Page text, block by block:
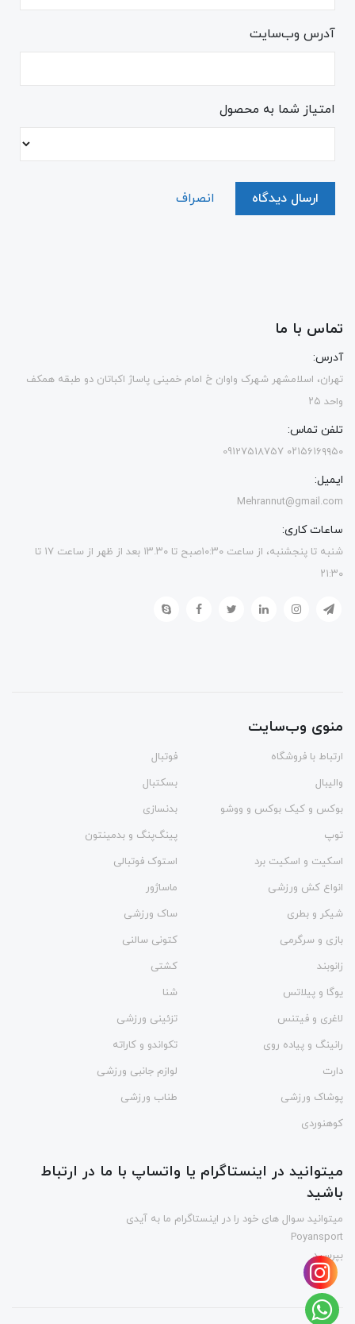
آدرس وب‌سایت
امتیاز شما به محصول
ارسال دیدگاه انصراف
تماس با ما
آدرس:
تهران، اسلامشهر شهرک واوان خ امام خمینی پاساژ اکباتان دو طبقه همکف
واحد ۲۵
تلفن تماس:
۰۲۱۵۶۱۶۹۹۵۰ 09127518757
ایمیل:
Mehrannut@gmail.com
ساعات کاری:
شنبه تا پنجشنبه، از ساعت ۱۰:۳۰صبح تا ۱۳.۳۰ بعد از ظهر از ساعت ۱۷ تا
۲۱:۳۰
منوی وب‌سایت
ارتباط با فروشگاه
فوتبال
والیبال
بسکتبال
بوکس و کیک بوکس و ووشو
بدنسازی
توپ
پینگ‌پنگ و بدمينتون
اسکیت و اسکیت برد
استوک فوتبالی
انواع کش ورزشی
ماساژور
شیکر و بطری
ساک ورزشی
بازی و سرگرمی
کتونی سالنی
زانوبند
کشتی
یوگا و پیلاتس
شنا
لاغری و فیتنس
تزئینی ورزشی
رانینگ و پیاده روی
تکواندو و کاراته
دارت
لوازم جانبی ورزشی
پوشاک ورزشی
طناب ورزشی
کوهنوردی
میتوانید در اینستاگرام یا واتساپ با ما در ارتباط
باشید
میتوانید سوال های خود را در اینستاگرام ما به آیدی
Poyansport
بپرسید